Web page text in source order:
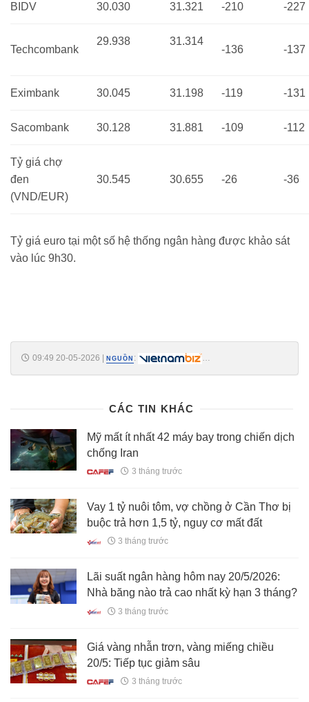
BIDV 30.030 31.321 -210 -227
Techcombank
29.938 31.314
-136 -137
Eximbank 30.045 31.198 -119 -131
Sacombank 30.128 31.881 -109 -112
Tỷ giá chợ
đen
(VND/EUR)
30.545 30.655 -26 -36
Tỷ giá euro tại một số hệ thống ngân hàng được khảo sát
vào lúc 9h30.
09:49 20-05-2026 NGUỒN :
CÁC TIN KHÁC
Mỹ mất ít nhất 42 máy bay trong chiến dịch
chống Iran
3 tháng trước
Vay 1 tỷ nuôi tôm, vợ chồng ở Cần Thơ bị
buộc trả hơn 1,5 tỷ, nguy cơ mất đất
3 tháng trước
Lãi suất ngân hàng hôm nay 20/5/2026:
Nhà băng nào trả cao nhất kỳ hạn 3 tháng?
3 tháng trước
Giá vàng nhẫn trơn, vàng miếng chiều
20/5: Tiếp tục giảm sâu
3 tháng trước